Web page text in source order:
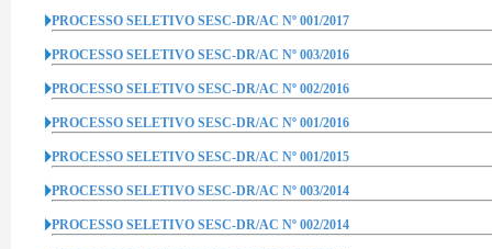
PROCESSO SELETIVO SESC-DR/AC Nº 001/2017
PROCESSO SELETIVO SESC-DR/AC Nº 003/2016
PROCESSO SELETIVO SESC-DR/AC Nº 002/2016
PROCESSO SELETIVO SESC-DR/AC Nº 001/2016
PROCESSO SELETIVO SESC-DR/AC Nº 001/2015
PROCESSO SELETIVO SESC-DR/AC Nº 003/2014
PROCESSO SELETIVO SESC-DR/AC Nº 002/2014